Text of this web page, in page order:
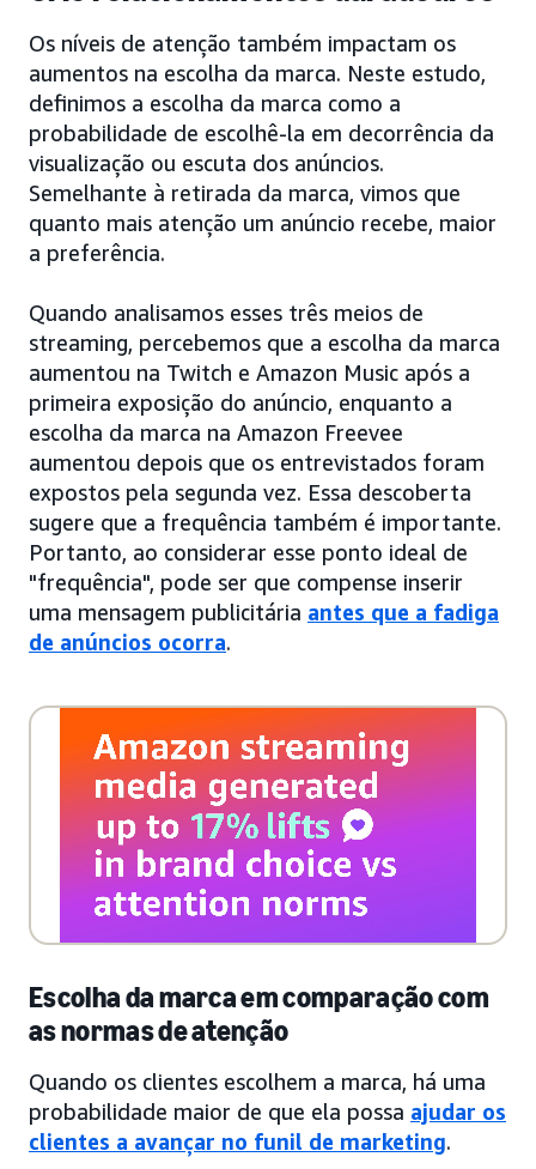
Os níveis de atenção também impactam os
aumentos na escolha da marca. Neste estudo,
definimos a escolha da marca como a
probabilidade de escolhê-la em decorrência da
visualização ou escuta dos anúncios.
Semelhante à retirada da marca, vimos que
quanto mais atenção um anúncio recebe, maior
a preferência.
Quando analisamos esses três meios de
streaming, percebemos que a escolha da marca
aumentou na Twitch e Amazon Music após a
primeira exposição do anúncio, enquanto a
escolha da marca na Amazon Freevee
aumentou depois que os entrevistados foram
expostos pela segunda vez. Essa descoberta
sugere que a frequência também é importante.
Portanto, ao considerar esse ponto ideal de
"frequência", pode ser que compense inserir
uma mensagem publicitária antes que a fadiga
de anúncios ocorra.
Escolha da marca em comparação com
as normas de atenção
Quando os clientes escolhem a marca, há uma
probabilidade maior de que ela possa ajudar os
clientes a avançar no funil de marketing.